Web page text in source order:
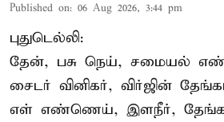
Published on: 06 Aug 2026, 3:44 pm
புதுடெல்லி:
தேன், பசு நெய், சமையல்
சைடர் வினிகர், விர்ஜின்
எள் எண்ணெய், இளநீர்,